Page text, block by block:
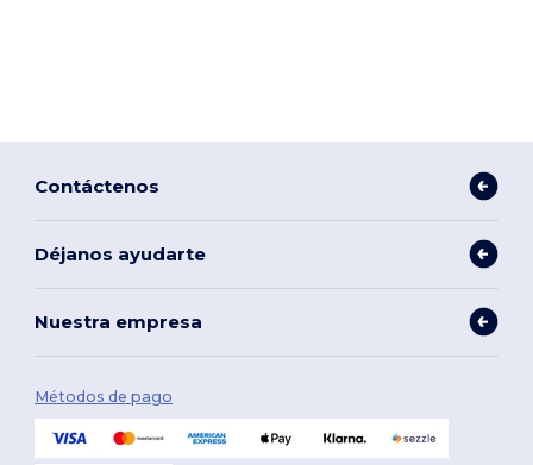
Contáctenos
Déjanos ayudarte
Nuestra empresa
Métodos de pago